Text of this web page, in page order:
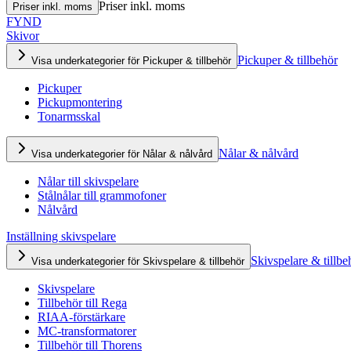
Priser inkl. moms Priser inkl. moms
FYND
Skivor
Visa underkategorier för Pickuper & tillbehör Pickuper & tillbehör
Pickuper
Pickupmontering
Tonarmsskal
Visa underkategorier för Nålar & nålvård Nålar & nålvård
Nålar till skivspelare
Stålnålar till grammofoner
Nålvård
Inställning skivspelare
Visa underkategorier för Skivspelare & tillbehör Skivspelare &
Skivspelare
Tillbehör till Rega
RIAA-förstärkare
MC-transformatorer
Tillbehör till Thorens